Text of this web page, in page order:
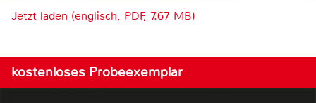
Jetzt laden (englisch, PDF, 7.67 MB)
kostenloses Probeexemplar